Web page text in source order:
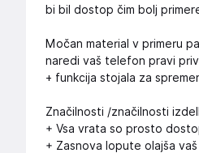
bi bil dostop čim bolj
Močan material v primeru
naredi vaš telefon pravi
+ funkcija stojala za
Značilnosti /značilnosti
+ Vsa vrata so prosto
+ Zasnova lopute olajša